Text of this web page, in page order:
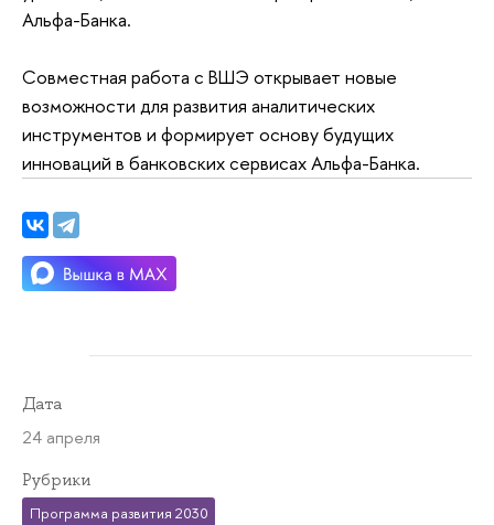
Альфа-Банка.
Совместная работа с ВШЭ открывает новые
возможности для развития аналитических
инструментов и формирует основу будущих
инноваций в банковских сервисах Альфа-Банка.
Дата
24 апреля
Рубрики
Программа развития 2030